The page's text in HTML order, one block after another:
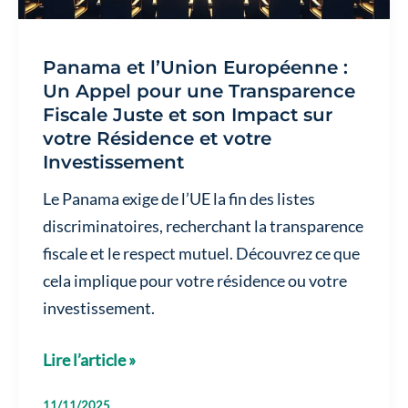
Panama et l’Union Européenne :
Un Appel pour une Transparence
Fiscale Juste et son Impact sur
votre Résidence et votre
Investissement
Le Panama exige de l’UE la fin des listes
discriminatoires, recherchant la transparence
fiscale et le respect mutuel. Découvrez ce que
cela implique pour votre résidence ou votre
investissement.
Panama
Lire l’article »
11/11/2025